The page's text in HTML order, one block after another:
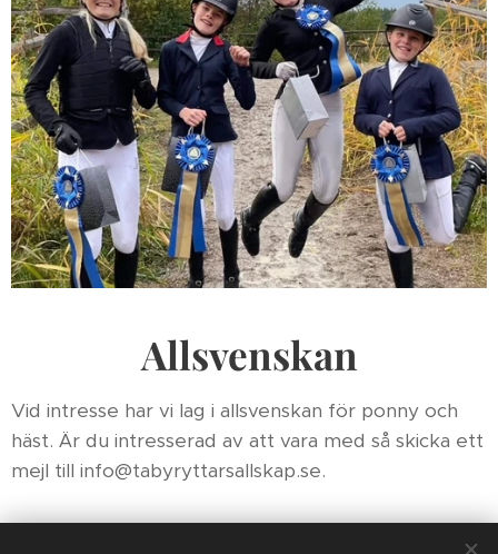
Allsvenskan
Vid intresse har vi lag i allsvenskan för ponny och
häst. Är du intresserad av att vara med så skicka ett
mejl till info@tabyryttarsallskap.se.